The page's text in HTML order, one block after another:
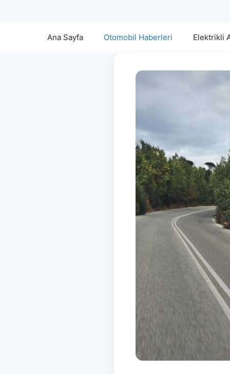
Ana Sayfa Otomobil Haberleri Elektrikli